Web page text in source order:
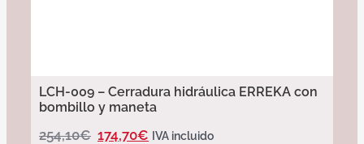
LCH-009 – Cerradura hidráulica ERREKA con
bombillo y maneta
254,10€ 174,70€ IVA incluido